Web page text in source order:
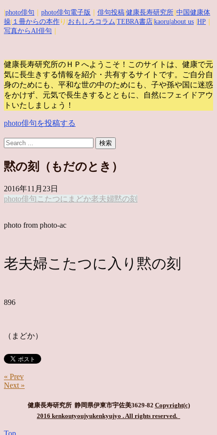
photo俳句 photo俳句電子版 俳句投稿 健康長寿研究所 中国健康体
操 １冊からの本作 り| おもしろコラム TEBRA書店 kaoru |about us HP
写真からAI俳句
健康長寿研究所のＨＰへようこそ！このサイトは、健康で元
気に長生きする情報を紹介・共有するサイトです。
ご自分自
身のためにも、平和な世の中のためにも、子や孫や国に迷惑
をかけず、元気で長生きするとともに、自然にフェイドアウ
トいたしましょう！
photo俳句を投稿する
黙の刻（もだのとき）
2016年11月23日
photo俳句こたつに まどか老夫婦黙の刻
photo from photo-ac
老夫婦こたつに入り黙の刻
896
（まどか）
« Prev
Next »
健康長寿研究所 静岡県伊東市宇佐美3629-82 Copyright(c)
2016 kenkoutyoujyukenkyujyo . All rights reserved.